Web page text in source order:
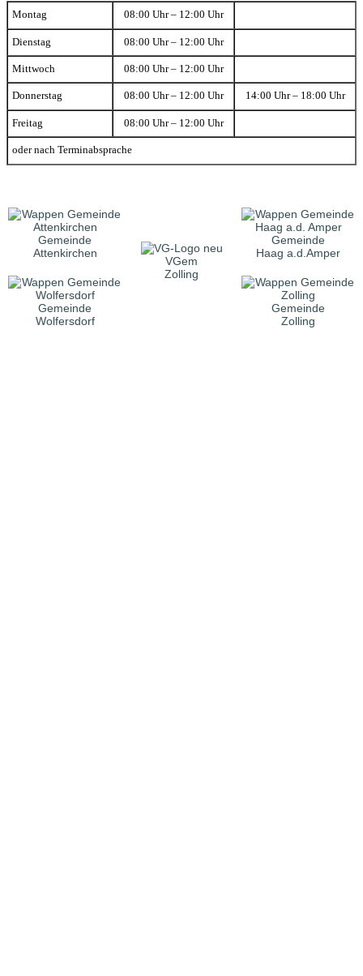
Montag 08:00 Uhr – 12:00 Uhr
Dienstag 08:00 Uhr – 12:00 Uhr
Mittwoch 08:00 Uhr – 12:00 Uhr
Donnerstag 08:00 Uhr – 12:00 Uhr 14:00 Uhr – 18:00 Uhr
Freitag 08:00 Uhr – 12:00 Uhr
oder nach Terminabsprache
Gemeinde
Attenkirchen
VGem
Zolling
Gemeinde
Haag a.d.Amper
Gemeinde
Wolfersdorf
Gemeinde
Zolling